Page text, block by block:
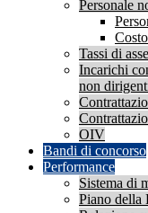
Personale
Tassi di
Incarichi
non
OIV
Bandi di concorso
Performance
Sistema di
Piano della